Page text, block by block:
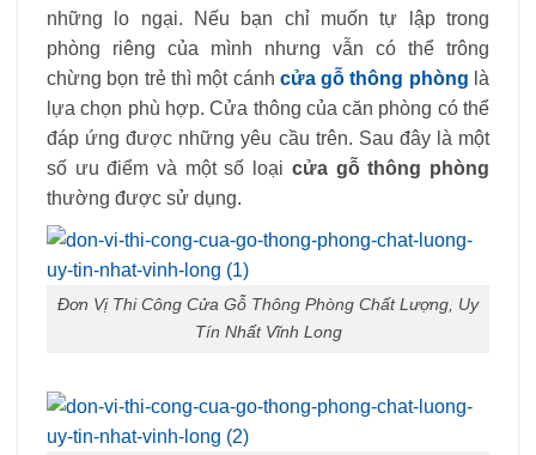
những lo ngại. Nếu bạn chỉ muốn tự lập trong
phòng riêng của mình nhưng vẫn có thể trông
chừng bọn trẻ thì một cánh cửa gỗ thông phòng là
lựa chọn phù hợp. Cửa thông của căn phòng có thể
đáp ứng được những yêu cầu trên. Sau đây là một
số ưu điểm và một số loại cửa gỗ thông phòng
thường được sử dụng.
Đơn Vị Thi Công Cửa Gỗ Thông Phòng Chất Lượng, Uy
Tín Nhất Vĩnh Long